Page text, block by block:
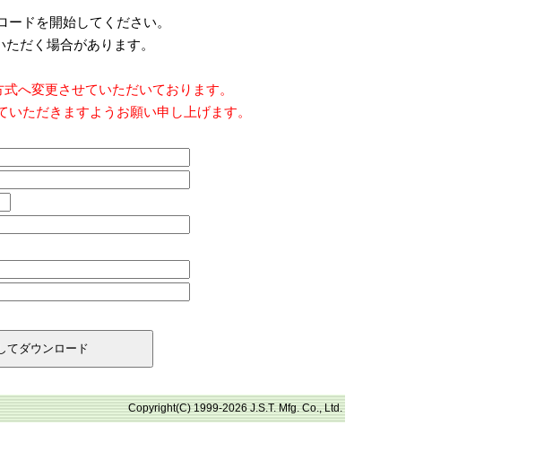
ドを開始してください。
だく場合があります。
へ変更させていただいております。
ただきますようお願い申し上げます。
Copyright(C) 1999-2026 J.S.T. Mfg. Co., Ltd.